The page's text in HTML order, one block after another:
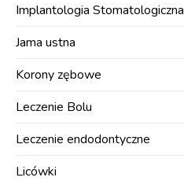
Implantologia Stomatologiczna
Jama ustna
Korony zębowe
Leczenie Bolu
Leczenie endodontyczne
Licówki